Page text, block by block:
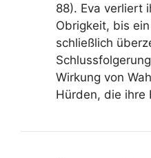
88). Eva verliert
Obrigkeit, bis
schließlich
Wirkung von
Hürden, die ihre